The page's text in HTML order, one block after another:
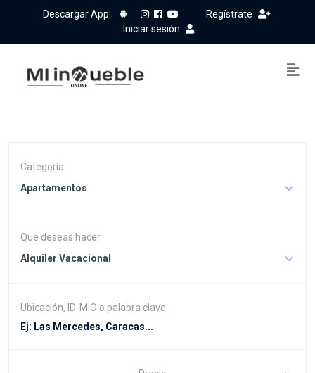
Descargar App:
Regístrate
Iniciar sesión
Categoría
Apartamentos
Que deseas hacer
Alquiler Vacacional
Ubicación, ID-MIO o palabra clave